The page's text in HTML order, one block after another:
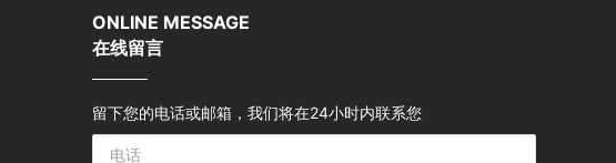
ONLINE MESSAGE
在线留言
留下您的电话或邮箱，我们将在24小时内联系您